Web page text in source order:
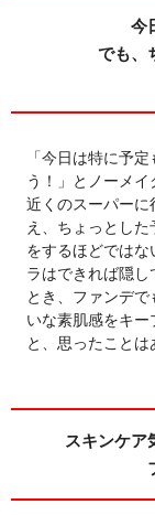
今
でも、
「今日は特に予
う！」とノーメイ
近くのスーパーに
え、ちょっとし
をするほどでは
ラはできれば隠
とき、ファンデ
いな素肌感をキー
と、思ったことは
スキンケア